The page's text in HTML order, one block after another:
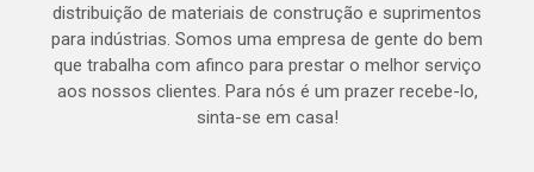
distribuição de materiais de construção e suprimentos
para indústrias. Somos uma empresa de gente do bem
que trabalha com afinco para prestar o melhor serviço
aos nossos clientes. Para nós é um prazer recebe-lo,
sinta-se em casa!